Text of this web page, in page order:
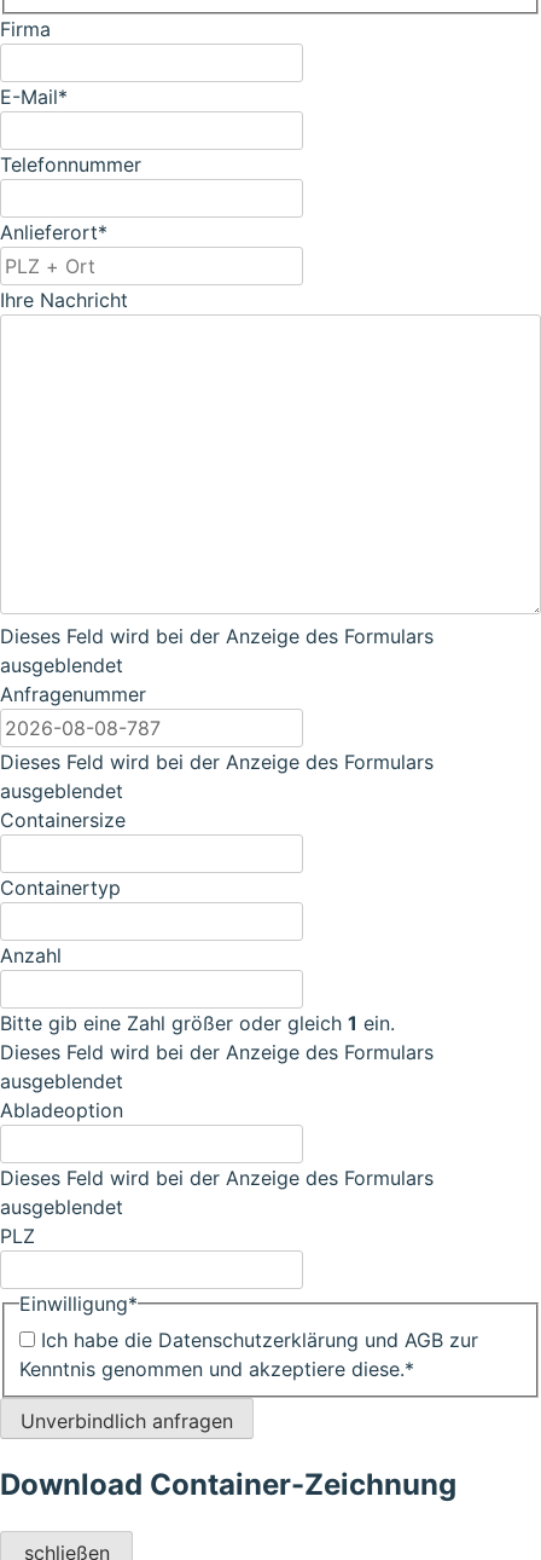
Firma
E-Mail*
Telefonnummer
Anlieferort*
Ihre Nachricht
Dieses Feld wird bei der Anzeige des Formulars
ausgeblendet
Anfragenummer
Dieses Feld wird bei der Anzeige des Formulars
ausgeblendet
Containersize
Containertyp
Anzahl
Bitte gib eine Zahl größer oder gleich 1 ein.
Dieses Feld wird bei der Anzeige des Formulars
ausgeblendet
Abladeoption
Dieses Feld wird bei der Anzeige des Formulars
ausgeblendet
PLZ
Einwilligung*
Ich habe die Datenschutzerklärung und AGB zur
Kenntnis genommen und akzeptiere diese.*
Unverbindlich anfragen
Download Container-Zeichnung